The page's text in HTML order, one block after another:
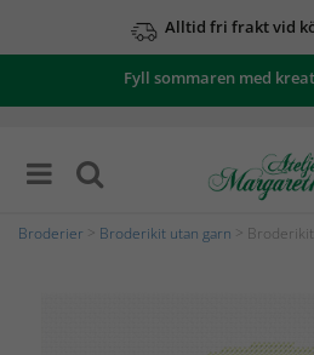
Alltid fri frakt vid
Fyll sommaren med
Broderier Broderikit utan garn >